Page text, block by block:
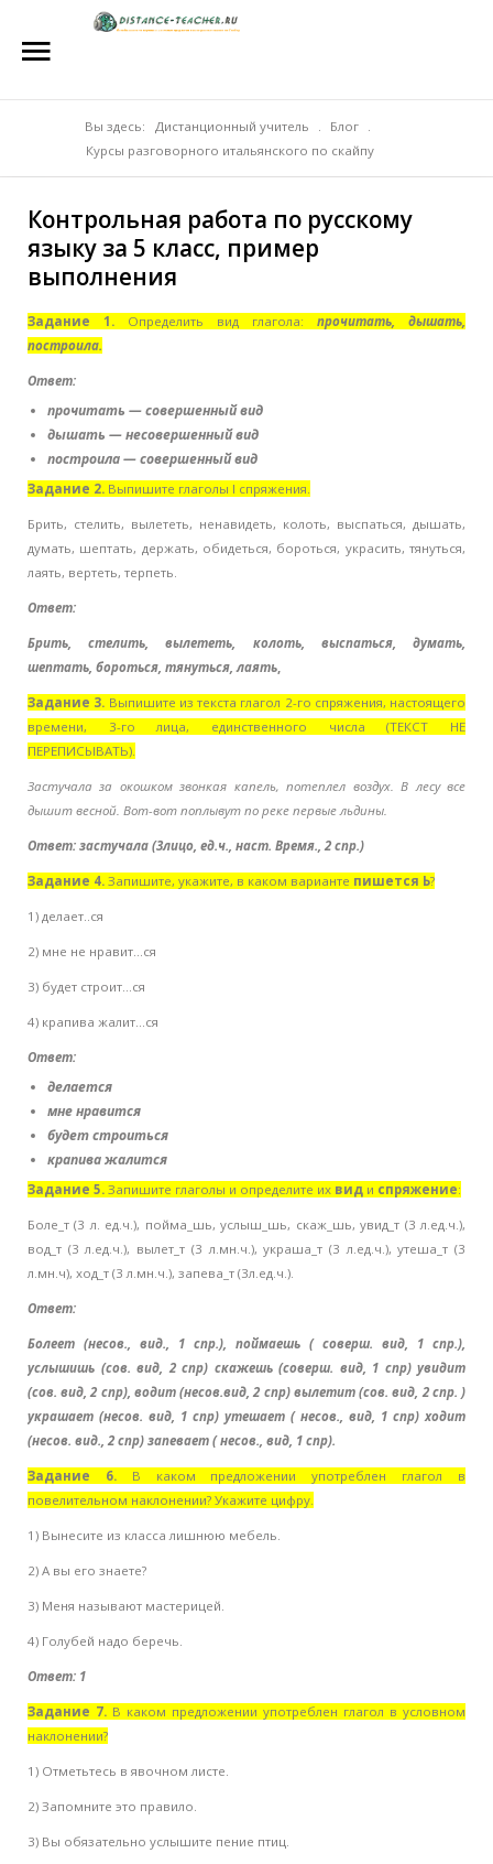
Репетиторы
Стоимость
Акции
Материалы
Блог
Вы здесь: Дистанционный учитель . Блог
.
Курсы разговорного итальянского по скайпу
Контрольная работа по русскому
языку за 5 класс, пример
выполнения
Задание 1. Определить вид глагола: прочитать, дышать,
построила.
Ответ:
прочитать — совершенный вид
дышать — несовершенный вид
построила — совершенный вид
Задание 2. Выпишите глаголы I спряжения.
Брить, стелить, вылететь, ненавидеть, колоть, выспаться, дышать,
думать, шептать, держать, обидеться, бороться, украсить, тянуться,
лаять, вертеть, терпеть.
Ответ:
Брить, стелить, вылететь, колоть, выспаться, думать,
шептать, бороться, тянуться, лаять,
Задание 3. Выпишите из текста глагол 2-го спряжения, настоящего
времени, 3-го лица, единственного числа (ТЕКСТ НЕ
ПЕРЕПИСЫВАТЬ).
Застучала за окошком звонкая капель, потеплел воздух. В лесу все
дышит весной. Вот-вот поплывут по реке первые льдины.
Ответ: застучала (3лицо, ед.ч., наст. Время., 2 спр.)
Задание 4. Запишите, укажите, в каком варианте пишется Ь?
1) делает..ся
2) мне не нравит...ся
3) будет строит...ся
4) крапива жалит...ся
Ответ:
делается
мне нравится
будет строиться
крапива жалится
Задание 5. Запишите глаголы и определите их вид и спряжение:
Боле_т (3 л. ед.ч.), пойма_шь, услыш_шь, скаж_шь, увид_т (3 л.ед.ч.),
вод_т (3 л.ед.ч.), вылет_т (3 л.мн.ч.), украша_т (3 л.ед.ч.), утеша_т (3
л.мн.ч), ход_т (3 л.мн.ч.), запева_т (3л.ед.ч.).
Ответ:
Болеет (несов., вид., 1 спр.), поймаешь ( соверш. вид, 1 спр.),
услышишь (сов. вид, 2 спр) скажешь (соверш. вид, 1 спр) увидит
(сов. вид, 2 спр), водит (несов.вид, 2 спр) вылетит (сов. вид, 2 спр. )
украшает (несов. вид, 1 спр) утешает ( несов., вид, 1 спр) ходит
(несов. вид., 2 спр) запевает ( несов., вид, 1 спр).
Задание 6.В каком предложении употреблен глагол в
повелительном наклонении? Укажите цифру.
1) Вынесите из класса лишнюю мебель.
2) А вы его знаете?
3) Меня называют мастерицей.
4) Голубей надо беречь.
Ответ: 1
Задание 7. В каком предложении употреблен глагол в условном
наклонении?
1) Отметьтесь в явочном листе.
2) Запомните это правило.
3) Вы обязательно услышите пение птиц.